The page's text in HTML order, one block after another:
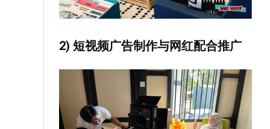
2) 短视频广告制作与网红配合推广